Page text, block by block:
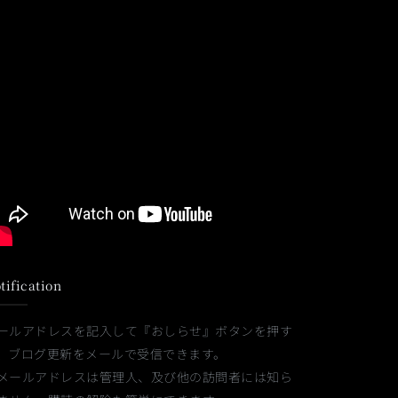
ルアドレスを記入して『おしらせ』ボタンを押す
ブログ更新をメールで受信できます。
ールアドレスは管理人、及び他の訪問者には知ら